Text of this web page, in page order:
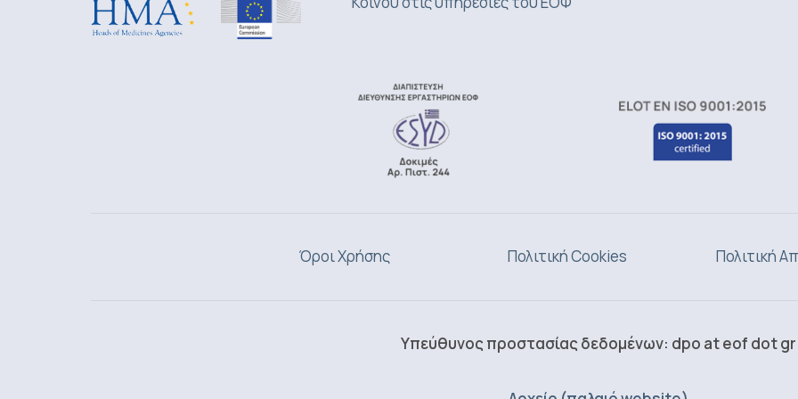
Όροι Χρήσης Πολιτική Cookies Πολιτική
Υπεύθυνος προστασίας δεδομένων: dpo at eof dot gr